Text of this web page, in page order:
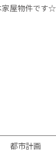
家屋物件です☆
都市計画